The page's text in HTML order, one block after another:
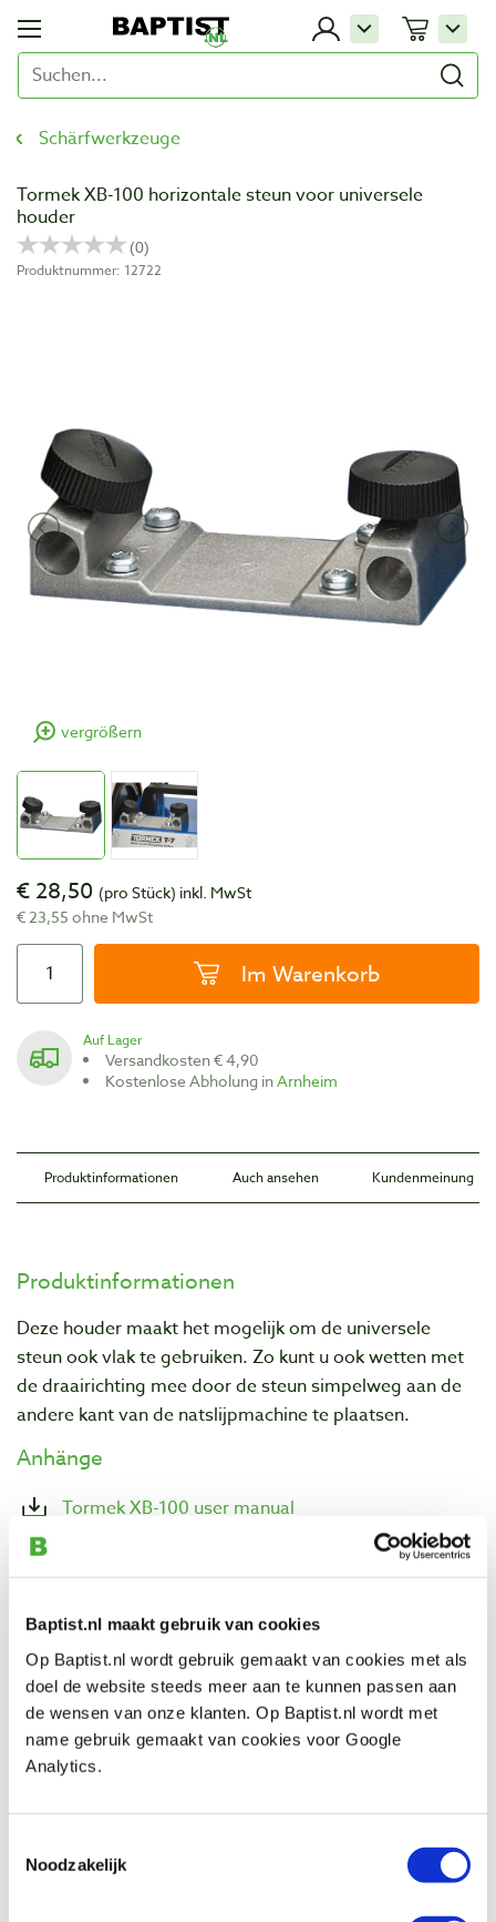
Baptist.nl maakt gebruik van cookies
Op Baptist.nl wordt gebruik gemaakt van cookies met als
doel de website steeds meer aan te kunnen passen aan
de wensen van onze klanten. Op Baptist.nl wordt met
name gebruik gemaakt van cookies voor Google
Analytics.
Noodzakelijk
Schärfwerkzeuge
Tormek XB-100 horizontale steun voor universele
houder
Produktnummer: 12722
vergrößern
€ 28,50 (pro Stück) inkl. MwSt
€ 23,55 ohne MwSt
Im Warenkorb
Auf Lager
Versandkosten € 4,90
Kostenlose Abholung inArnheim
Produktinformationen Auch ansehen Kundenmeinung
Produktinformationen
Deze houder maakt het mogelijk om de universele
steun ook vlak te gebruiken. Zo kunt u ook wetten met
de draairichting mee door de steun simpelweg aan de
andere kant van de natslijpmachine te plaatsen.
Anhänge
Tormek XB-100 user manual
Auch ansehen
Tormek T4 Original natslijpmachine
Produktnummer: 24982
Auf Lager